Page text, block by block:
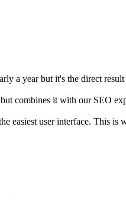
a year but it's the direct
combines it with our SEO
easiest user interface. This